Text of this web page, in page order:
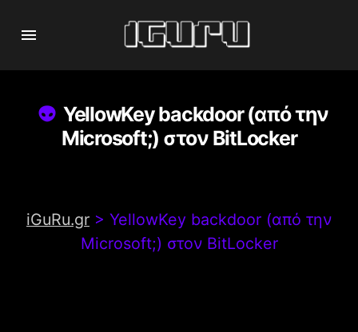
YellowKey backdoor (από την
Microsoft;) στον BitLocker
iGuRu.gr > YellowKey backdoor (από την
Microsoft;) στον BitLocker